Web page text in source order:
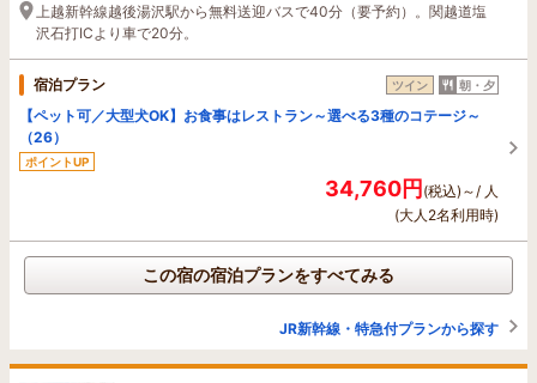
上越新幹線越後湯沢駅から無料送迎バスで40分（要予約）。関越道塩
沢石打ICより車で20分。
宿泊プラン ツイン 朝・夕
【ペット可／大型犬OK】お食事はレストラン～選べる3種のコテージ～
（26）
ポイントUP
34,760円(税込)～/ 人
(大人2名利用時)
この宿の宿泊プランをすべてみる
JR新幹線・特急付プランから探す